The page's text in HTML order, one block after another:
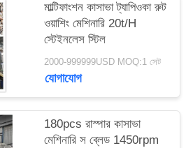
মাল্টিফাংশন কাসাভা ট্যাপিওকা রুট
ওয়াশিং মেশিনারি 20t/H
স্টেইনলেস স্টিল
2000-999999USD MOQ:1 সেট
যোগাযোগ
180pcs রাস্পার কাসাভা
মেশিনারি স ব্লেড 1450rpm